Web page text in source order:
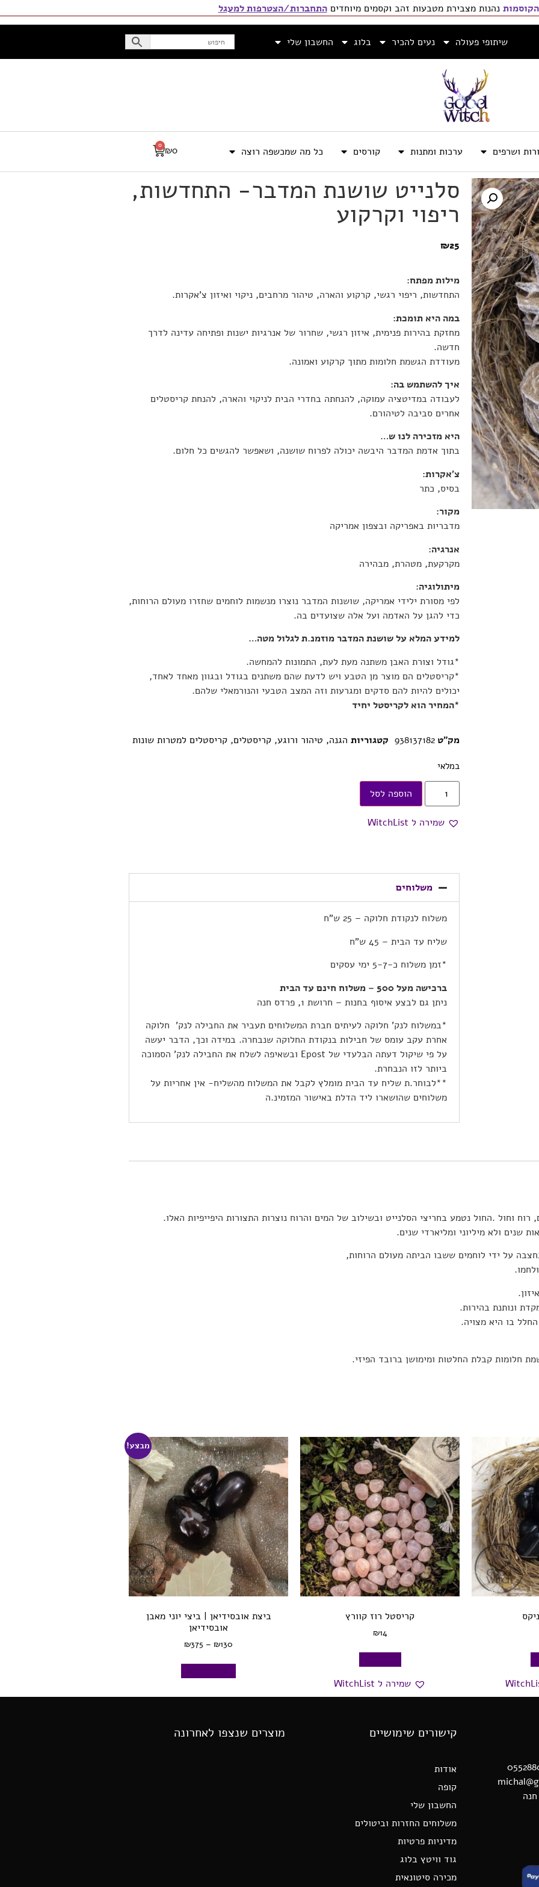
נהנות מצבירת מטבעות זהב וקסמים מיוחדיםהתחברות/הצטרפות למעגל
שיתופי פעולה נעים להכיר בלוג החשבון שלי
ושרפים ערכות ומתנות קורסים כל מה שמכשפה רוצה ₪0
0
סלנייט שושנת המדבר- התחדשות,
ריפוי וקרקוע
₪25
מילות מפתח:
התחדשות, ריפוי רגשי, קרקוע והארה, טיהור מרחבים, ניקוי ואיזון צ’אקרות.
במה היא תומכת:
מחזקת בהירות פנימית, איזון רגשי, שחרור של אנרגיות ישנות ופתיחה עדינה לדרך
חדשה.
מעודדת הגשמת חלומות מתוך קרקוע ואמונה.
איך להשתמש בה:
לעבודה במדיטציה עמוקה, להנחתה בחדרי הבית לניקוי והארה, להנחת קריסטלים
אחרים סביבה לטיהורם.
היא מזכירה לנו ש…
בתוך אדמת המדבר היבשה יכולה לפרוח שושנה, ושאפשר להגשים כל חלום.
צ’אקרות:
בסיס, כתר
מקור:
מדבריות באפריקה ובצפון אמריקה
אנרגיה:
מקרקעת, מטהרת, מבהירה
מיתולוגיה:
לפי מסורת ילידי אמריקה, שושנות המדבר נוצרו מנשמות לוחמים שחזרו מעולם הרוחות,
כדי להגן על האדמה ועל אלה שצועדים בה.
למידע המלא על שושנת המדבר מוזמנ.ת לגלול מטה…
*גודל וצורת האבן משתנה מעת לעת, התמונות להמחשה.
*קריסטלים הם מוצר מן הטבע ויש לדעת שהם משתנים בגודל ובגוון מאחד לאחד,
יכולים להיות להם סדקים ומגרעות וזה המצב הטבעי והנורמאלי שלהם.
*המחיר הוא לקריסטל יחיד
מק"ט 938137182 קטגוריות הגנה, טיהור ורוגע, קריסטלים, קריסטלים למטרות שונות
במלאי
הוספה לסל
שמירה ל WitchList
משלוחים
משלוח לנקודת חלוקה – 25 ש”ח
שליח עד הבית – 45 ש”ח
*זמן משלוח כ-5-7 ימי עסקים
ברכישה מעל 500 – משלוח חינם עד הבית
ניתן גם לבצע איסוף בחנות – חרושת 1, פרדס חנה
*במשלוח לנק’ חלוקה לעיתים חברת המשלוחים תעביר את החבילה לנק’ חלוקה
אחרת עקב עומס של חבילות בנקודת החלוקה שנבחרה. במידה וכך, הדבר יעשה
על פי שיקול דעתה הבלעדי של Epost ובשאיפה לשלח את החבילה לנק’ הסמוכה
ביותר לזו הנבחרת.
**לבוחר.ת שליח עד הבית מומלץ לקבל את המשלוח מהשליח- אין אחריות על
משלוחים שהושארו ליד הדלת באישור המזמינ.ה
וחול .החול נטמע בחריצי הסלנייט ובשילוב של המים והרוח נוצרות התצורות היפייפיות האלו.
שנים ולא מיליוני ומליארדי שנים.
על ידי לוחמים ששבו הביתה מעולם הרוחות,
ונותנת בהירות.
בו היא מצויה.
חלומות קבלת החלטות ומימושן ברובד הפיזי.
קריסטל רוז קוורץ
₪14
שמירה ל WitchList
מבצע!
ביצת אובסידיאן | ביצי יוני מאבן
אובסידיאן
₪130
–
₪375
קישורים שימושיים
אודות
קופה
החשבון שלי
משלוחים החזרות וביטולים
מדיניות פרטיות
גוד וויטץ בלוג
מכירה סיטונאית
מוצרים שנצפו לאחרונה